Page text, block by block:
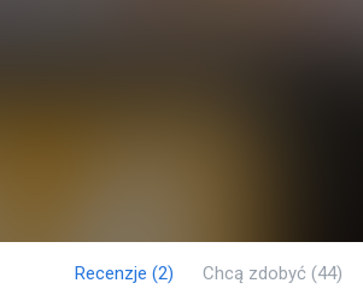
Recenzje (2) Chcą zdobyć (44)